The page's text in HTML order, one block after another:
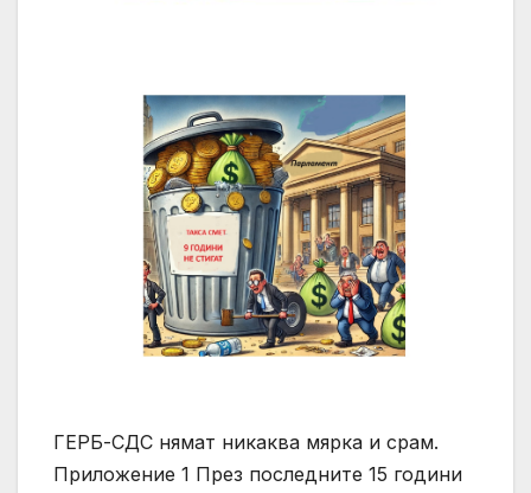
ГЕРБ-СДС нямат никаква мярка и срам.
Приложение 1 През последните 15 години